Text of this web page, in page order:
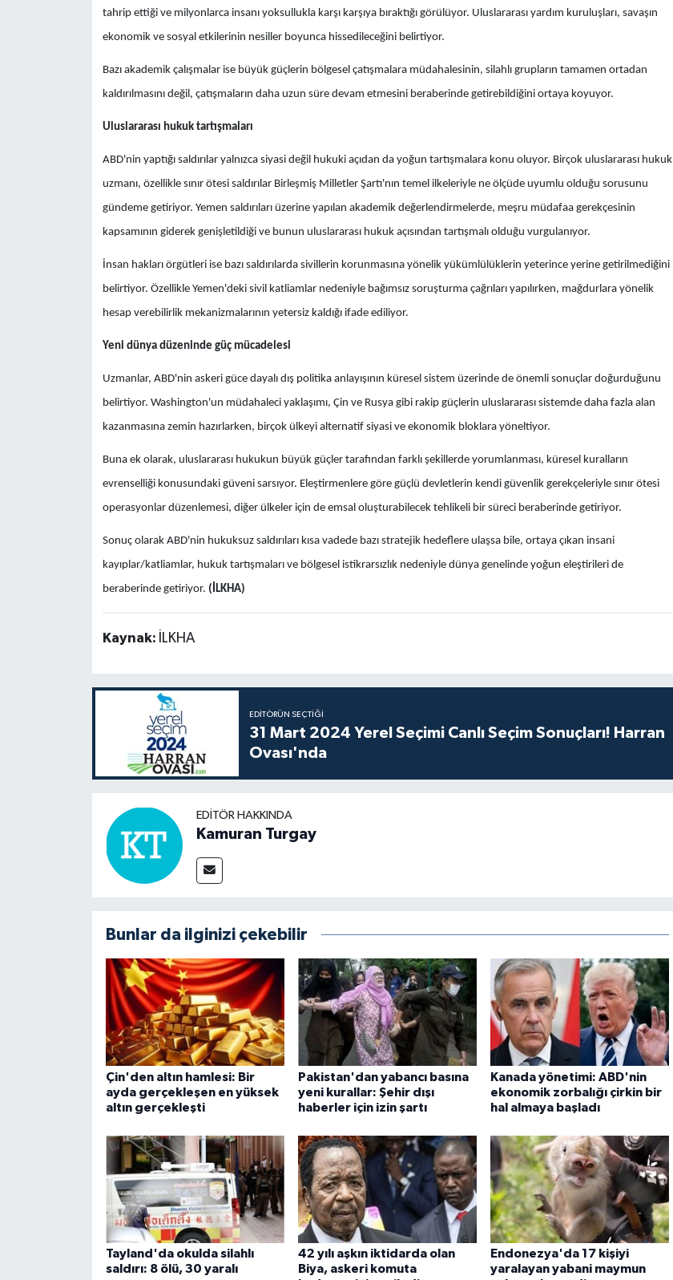
tahrip ettiği ve milyonlarca insanı yoksullukla karşı karşıya bıraktığı görülüyor. Uluslararası yardım kuruluşları, savaşın
ekonomik ve sosyal etkilerinin nesiller boyunca hissedileceğini belirtiyor.
Bazı akademik çalışmalar ise büyük güçlerin bölgesel çatışmalara müdahalesinin, silahlı grupların tamamen ortadan
kaldırılmasını değil, çatışmaların daha uzun süre devam etmesini beraberinde getirebildiğini ortaya koyuyor.
Uluslararası hukuk tartışmaları
ABD'nin yaptığı saldırılar yalnızca siyasi değil hukuki açıdan da yoğun tartışmalara konu oluyor. Birçok uluslararası hukuk
uzmanı, özellikle sınır ötesi saldırılar Birleşmiş Milletler Şartı'nın temel ilkeleriyle ne ölçüde uyumlu olduğu sorusunu
gündeme getiriyor. Yemen saldırıları üzerine yapılan akademik değerlendirmelerde, meşru müdafaa gerekçesinin
kapsamının giderek genişletildiği ve bunun uluslararası hukuk açısından tartışmalı olduğu vurgulanıyor.
İnsan hakları örgütleri ise bazı saldırılarda sivillerin korunmasına yönelik yükümlülüklerin yeterince yerine getirilmediğini
belirtiyor. Özellikle Yemen'deki sivil katliamlar nedeniyle bağımsız soruşturma çağrıları yapılırken, mağdurlara yönelik
hesap verebilirlik mekanizmalarının yetersiz kaldığı ifade ediliyor.
Yeni dünya düzeninde güç mücadelesi
Uzmanlar, ABD'nin askeri güce dayalı dış politika anlayışının küresel sistem üzerinde de önemli sonuçlar doğurduğunu
belirtiyor. Washington'un müdahaleci yaklaşımı, Çin ve Rusya gibi rakip güçlerin uluslararası sistemde daha fazla alan
kazanmasına zemin hazırlarken, birçok ülkeyi alternatif siyasi ve ekonomik bloklara yöneltiyor.
Buna ek olarak, uluslararası hukukun büyük güçler tarafından farklı şekillerde yorumlanması, küresel kuralların
evrenselliği konusundaki güveni sarsıyor. Eleştirmenlere göre güçlü devletlerin kendi güvenlik gerekçeleriyle sınır ötesi
operasyonlar düzenlemesi, diğer ülkeler için de emsal oluşturabilecek tehlikeli bir süreci beraberinde getiriyor.
Sonuç olarak ABD'nin hukuksuz saldırıları kısa vadede bazı stratejik hedeflere ulaşsa bile, ortaya çıkan insani
kayıplar/katliamlar, hukuk tartışmaları ve bölgesel istikrarsızlık nedeniyle dünya genelinde yoğun eleştirileri de
beraberinde getiriyor. (İLKHA)
Kaynak: İLKHA
EDITÖRÜN SEÇTIĞI
31 Mart 2024 Yerel Seçimi Canlı Seçim Sonuçları! Harran
Ovası'nda
EDITÖR HAKKINDA
Kamuran Turgay
Bunlar da ilginizi çekebilir
Çin'den altın hamlesi: Bir
ayda gerçekleşen en yüksek
altın gerçekleşti
Pakistan'dan yabancı basına
yeni kurallar: Şehir dışı
haberler için izin şartı
Kanada yönetimi: ABD'nin
ekonomik zorbalığı çirkin bir
hal almaya başladı
Tayland'da okulda silahlı
saldırı: 8 ölü, 30 yaralı
42 yılı aşkın iktidarda olan
Biya, askeri komuta
Endonezya'da 17 kişiyi
yaralayan yabani maymun